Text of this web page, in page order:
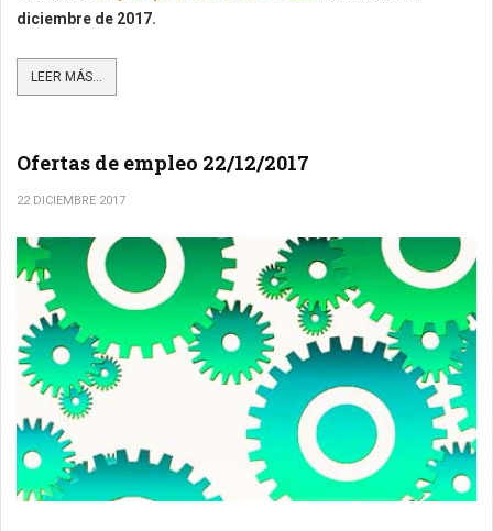
diciembre de 2017.
LEER MÁS...
Ofertas de empleo 22/12/2017
22 DICIEMBRE 2017